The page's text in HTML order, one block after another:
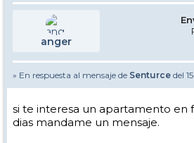
anger
» En respuesta al mensaje de Senturce del
si te interesa un apartamento en
dias mandame un mensaje.